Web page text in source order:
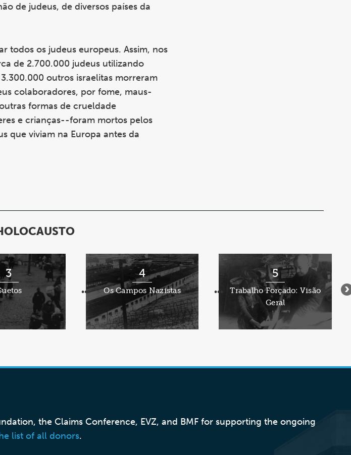
de judeus, de diversos países da
todos os judeus europeus. Assim, nos
de 2.700.000 judeus utilizando
outros israelitas morreram
colaboradores, por fome, maus-
formas de crueldade
e crianças--foram mortos pelos
que viviam na Europa antes da
SÉRIE:
HOLOCAUSTO
3 4
Os Campos Nazistas
•••
5
Trabalho Forçado: Visão
Geral
•••
the Claims Conference, EVZ, and BMF for supporting the ongoing
list of all donors.